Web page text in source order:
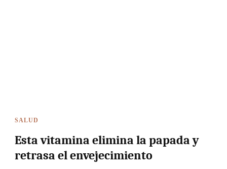
SALUD
Esta vitamina elimina la papada y
retrasa el envejecimiento